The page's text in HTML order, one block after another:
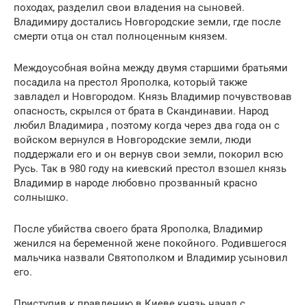
походах, разделил свои владения на сыновей.
Владимиру достались Новгородские земли, где после
смерти отца он стал полноценным князем.
Междоусобная война между двумя старшими братьями
посадила на престол Ярополка, который также
завладел и Новгородом. Князь Владимир почувствовав
опасность, скрылся от брата в Скандинавии. Народ
любил Владимира , поэтому когда через два года он с
войском вернулся в Новгородские земли, люди
поддержали его и он вернув свои земли, покорил всю
Русь. Так в 980 году на киевский престол взошел князь
Владимир в народе любовно прозванный красно
солнышко.
После убийства своего брата Ярополка, Владимир
женился на беременной жене покойного. Родившегося
мальчика назвали Святополком и Владимир усыновил
его.